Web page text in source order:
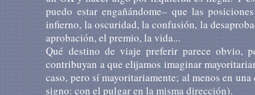
puedo estar engañándome– que las
infierno, la oscuridad, la confusión, la
aprobación, el premio, la vida...
Qué destino de viaje preferir parece obvio,
contribuyan a que elijamos imaginar
caso, pero sí mayoritariamente; al menos en
signo: con el pulgar en la misma dirección).